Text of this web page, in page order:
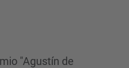
"Agustín de